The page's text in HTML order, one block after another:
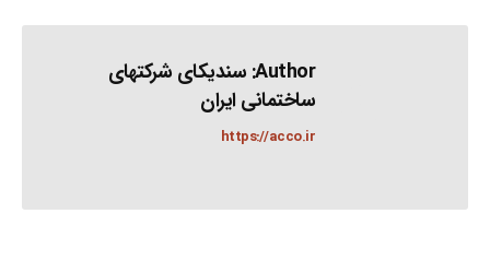
Author: سندیکای شرکتهای
ساختمانی ایران
https://acco.ir